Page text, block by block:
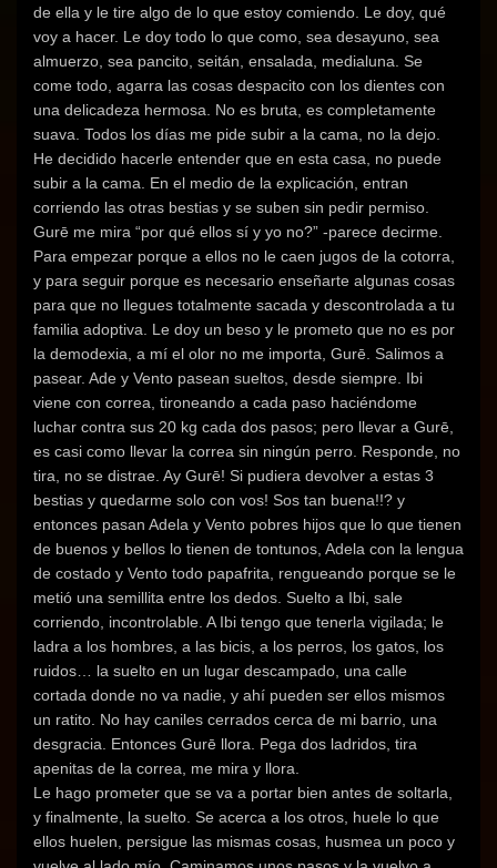
de ella y le tire algo de lo que estoy comiendo. Le doy, qué
voy a hacer. Le doy todo lo que como, sea desayuno, sea
almuerzo, sea pancito, seitán, ensalada, medialuna. Se
come todo, agarra las cosas despacito con los dientes con
una delicadeza hermosa. No es bruta, es completamente
suava. Todos los días me pide subir a la cama, no la dejo.
He decidido hacerle entender que en esta casa, no puede
subir a la cama. En el medio de la explicación, entran
corriendo las otras bestias y se suben sin pedir permiso.
Gurē me mira “por qué ellos sí y yo no?” -parece decirme.
Para empezar porque a ellos no le caen jugos de la cotorra,
y para seguir porque es necesario enseñarte algunas cosas
para que no llegues totalmente sacada y descontrolada a tu
familia adoptiva. Le doy un beso y le prometo que no es por
la demodexia, a mí el olor no me importa, Gurē. Salimos a
pasear. Ade y Vento pasean sueltos, desde siempre. Ibi
viene con correa, tironeando a cada paso haciéndome
luchar contra sus 20 kg cada dos pasos; pero llevar a Gurē,
es casi como llevar la correa sin ningún perro. Responde, no
tira, no se distrae. Ay Gurē! Si pudiera devolver a estas 3
bestias y quedarme solo con vos! Sos tan buena!!? y
entonces pasan Adela y Vento pobres hijos que lo que tienen
de buenos y bellos lo tienen de tontunos, Adela con la lengua
de costado y Vento todo papafrita, rengueando porque se le
metió una semillita entre los dedos. Suelto a Ibi, sale
corriendo, incontrolable. A Ibi tengo que tenerla vigilada; le
ladra a los hombres, a las bicis, a los perros, los gatos, los
ruidos… la suelto en un lugar descampado, una calle
cortada donde no va nadie, y ahí pueden ser ellos mismos
un ratito. No hay caniles cerrados cerca de mi barrio, una
desgracia. Entonces Gurē llora. Pega dos ladridos, tira
apenitas de la correa, me mira y llora.
Le hago prometer que se va a portar bien antes de soltarla,
y finalmente, la suelto. Se acerca a los otros, huele lo que
ellos huelen, persigue las mismas cosas, husmea un poco y